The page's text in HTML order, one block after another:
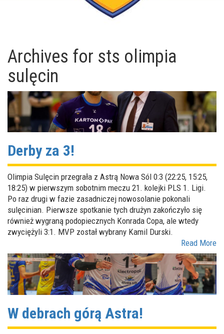
Archives for sts olimpia
sulęcin
Derby za 3!
Olimpia Sulęcin przegrała z Astrą Nowa Sól 0:3 (22:25, 15:25,
18:25) w pierwszym sobotnim meczu 21. kolejki PLS 1. Ligi.
Po raz drugi w fazie zasadniczej nowosolanie pokonali
sulęcinian. Pierwsze spotkanie tych drużyn zakończyło się
również wygraną podopiecznych Konrada Copa, ale wtedy
zwyciężyli 3:1. MVP został wybrany Kamil Durski.
Read More
W debrach górą Astra!